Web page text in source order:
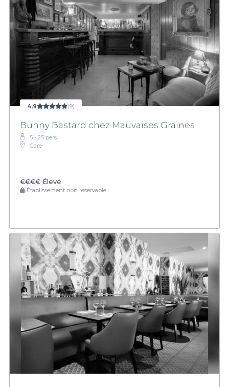
4,9 (9)
Bunny Bastard chez Mauvaises Graines
5 - 25 pers.
Gare
€€€€ Élevé
Établissement non réservable